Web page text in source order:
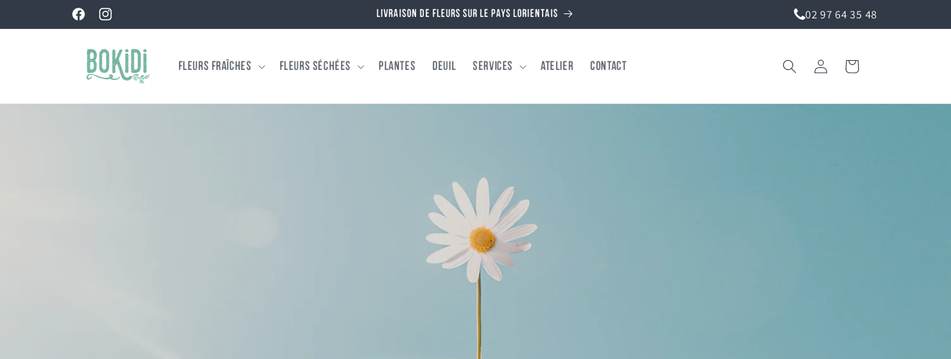
au
FacebookInstagram
Livraison de fleurs sur le pays Lorientais 02 97 64 35 48
Fleurs fraîches Fleurs séchées Plantes Deuil Services Atelier Contact Connexion Panier